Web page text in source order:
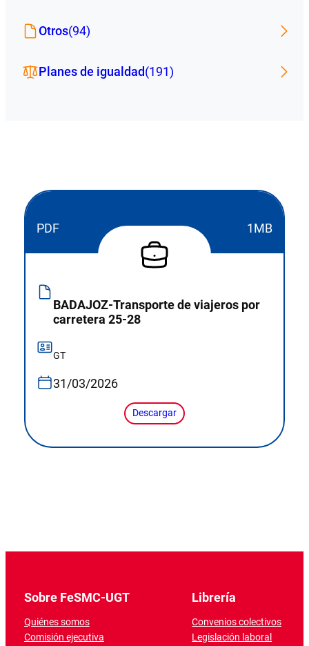
Otros(94)
Planes de igualdad(191)
PDF 1MB
BADAJOZ-Transporte de viajeros por
carretera 25-28
GT
31/03/2026
Descargar
Sobre FeSMC-UGT
Quiénes somos
Comisión ejecutiva
Librería
Convenios colectivos
Legislación laboral